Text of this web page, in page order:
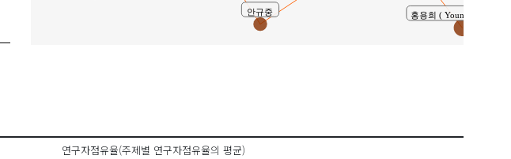
안규중 홍용희 ( Young Hee Hong
연구자점유율(주제별 연구자점유율의 평균)